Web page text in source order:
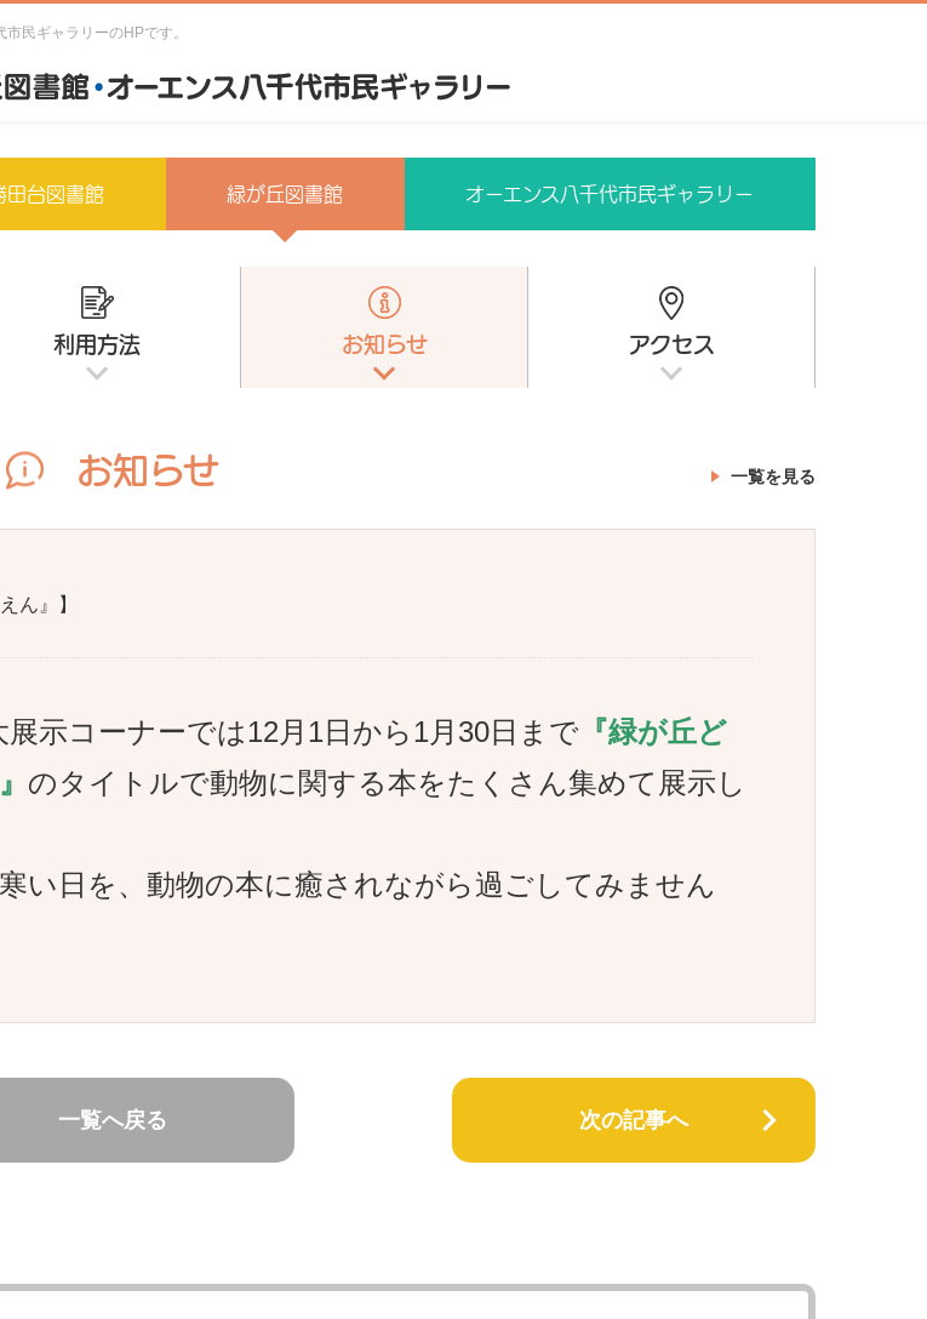
民ギャラリーのHPです。
田台図書館 緑が丘図書館 オーエンス八千代市民ギャラリー
利用方法 お知らせ アクセス
お知らせ 一覧を見る
ん』】
展示コーナーでは12月1日から1月30日まで 『緑が丘ど
のタイトルで動物に関する本をたくさん集めて展示し
い日を、動物の本に癒されながら過ごしてみません
一覧へ戻る 次の記事へ